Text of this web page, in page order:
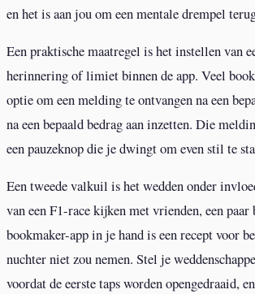
en het is aan jou om een mentale drempel
Een praktische maatregel is het instellen van
herinnering of limiet binnen de app. Veel
optie om een melding te ontvangen na een
na een bepaald bedrag aan inzetten. Die
een pauzeknop die je dwingt om even stil te
Een tweede valkuil is het wedden onder
van een F1-race kijken met vrienden, een paar
bookmaker-app in je hand is een recept voor
nuchter niet zou nemen. Stel je
voordat de eerste taps worden opengedraaid,